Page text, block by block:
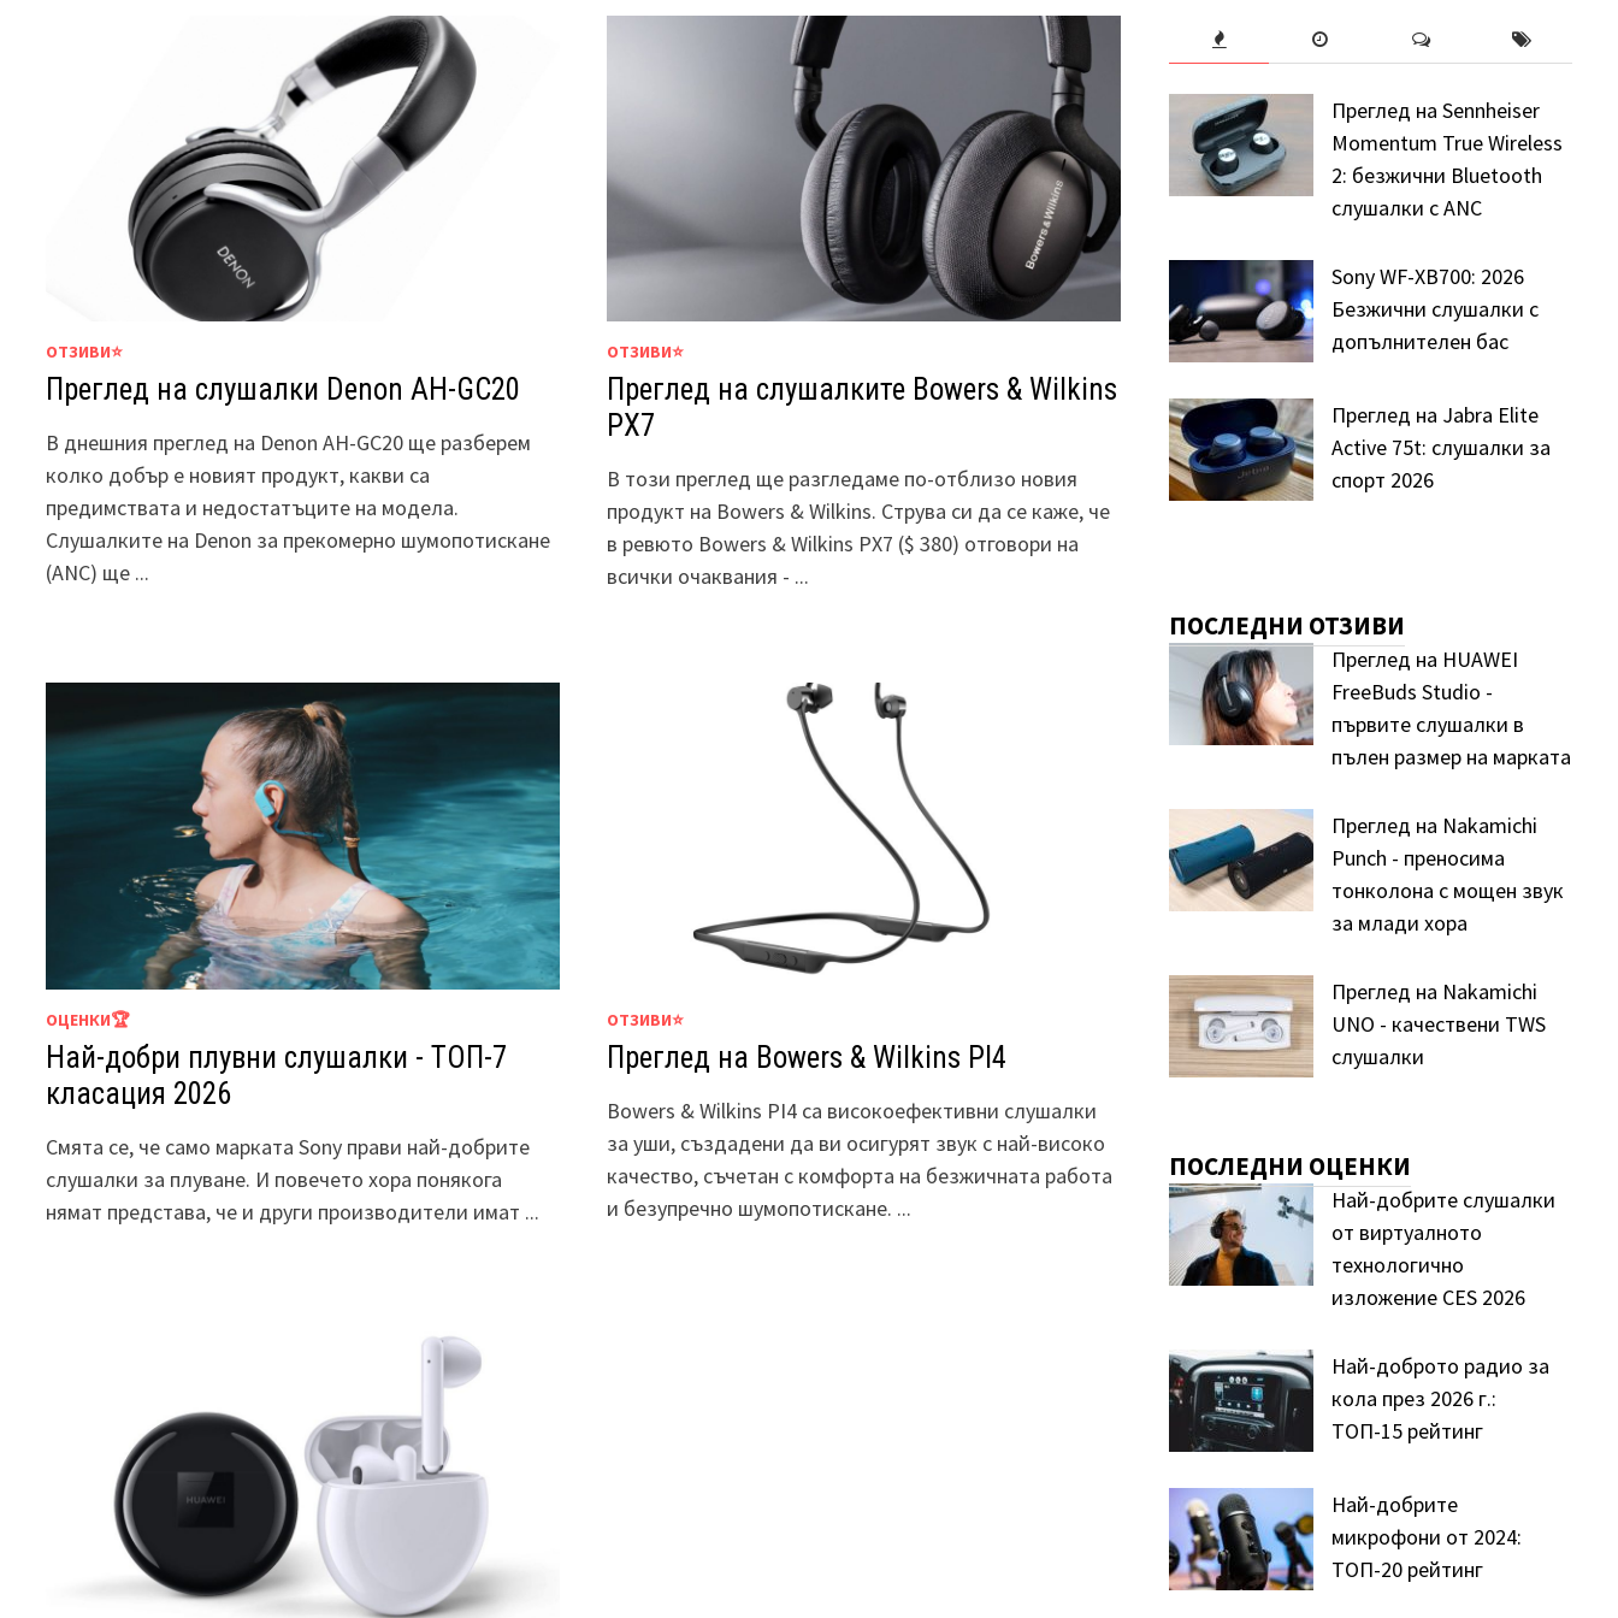
ОТЗИВИ⭐
Преглед на слушалки Denon AH-GC20
В днешния преглед на Denon AH-GC20 ще разберем
колко добър е новият продукт, какви са
предимствата и недостатъците на модела.
Слушалките на Denon за прекомерно шумопотискане
(ANC) ще ...
ОТЗИВИ⭐
Преглед на слушалките Bowers & Wilkins
PX7
В този преглед ще разгледаме по-отблизо новия
продукт на Bowers & Wilkins. Струва си да се каже, че
в ревюто Bowers & Wilkins PX7 ($ 380) отговори на
всички очаквания - ...
ОЦЕНКИ🏆
Най-добри плувни слушалки - ТОП-7
класация 2026
Смята се, че само марката Sony прави най-добрите
слушалки за плуване. И повечето хора понякога
нямат представа, че и други производители имат ...
ОТЗИВИ⭐
Преглед на Bowers & Wilkins PI4
Bowers & Wilkins PI4 са високоефективни слушалки
за уши, създадени да ви осигурят звук с най-високо
качество, съчетан с комфорта на безжичната работа
и безупречно шумопотискане. ...
Преглед на Sennheiser
Momentum True Wireless
2: безжични Bluetooth
слушалки с ANC
Sony WF-XB700: 2026
Безжични слушалки с
допълнителен бас
Преглед на Jabra Elite
Active 75t: слушалки за
спорт 2026
ПОСЛЕДНИ ОТЗИВИ
Преглед на HUAWEI
FreeBuds Studio -
първите слушалки в
пълен размер на марката
Преглед на Nakamichi
Punch - преносима
тонколона с мощен звук
за млади хора
Преглед на Nakamichi
UNO - качествени TWS
слушалки
ПОСЛЕДНИ ОЦЕНКИ
Най-добрите слушалки
от виртуалното
технологично
изложение CES 2026
Най-доброто радио за
кола през 2026 г.:
ТОП-15 рейтинг
Най-добрите
микрофони от 2024:
ТОП-20 рейтинг